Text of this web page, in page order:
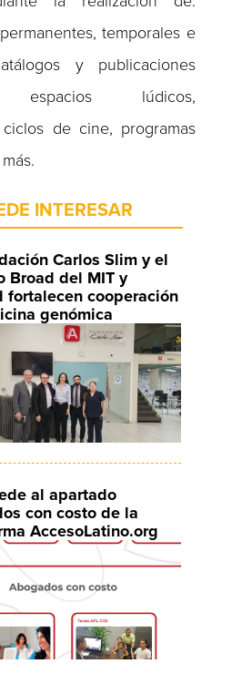
temporales e
y publicaciones
espacios lúdicos,
ciclos de cine, programas
INTERESAR
Carlos Slim y el
Broad del MIT y
fortalecen cooperación
genómica
al apartado
con costo de la
AccesoLatino.org